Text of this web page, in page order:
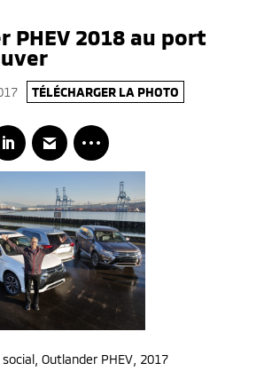
PHEV 2018 au port
TÉLÉCHARGER LA PHOTO
social, Outlander PHEV, 2017